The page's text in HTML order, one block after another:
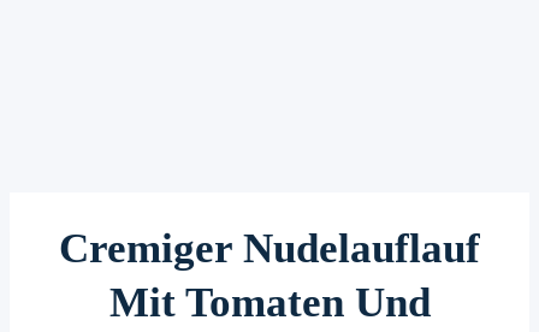
Cremiger Nudelauflauf
Mit Tomaten Und